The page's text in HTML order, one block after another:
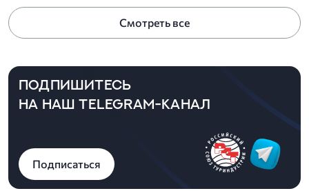
ассоциацией
администрацией
Смотреть все
ПОДПИШИТЕСЬ
НА НАШ TELEGRAM-КАНАЛ
Подписаться